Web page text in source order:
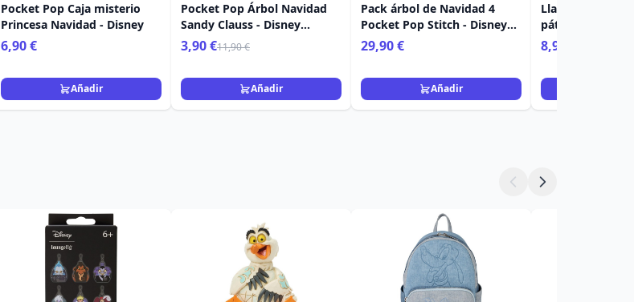
Pocket Pop Caja misterio
Princesa Navidad - Disney
6,90 €
Añadir
Pocket Pop Árbol Navidad
Sandy Clauss - Disney
Pesadilla antes Navidad
3,90 €11,90 €
Añadir
Pack árbol de Navidad 4
Pocket Pop Stitch - Disney
Lilo & Stitch
29,90 €
Añadir
Llavero Pocket
pátina - Disney
8,90 €